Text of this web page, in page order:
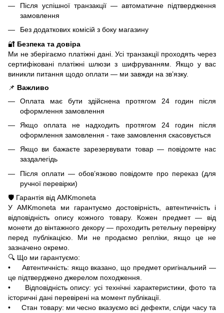
Після успішної транзакції — автоматичне підтвердження
замовлення
Без додаткових комісій з боку магазину
🔐 Безпека та довіра
Ми не зберігаємо платіжні дані. Усі транзакції проходять через
сертифіковані платіжні шлюзи з шифруванням. Якщо у вас
виникли питання щодо оплати — ми завжди на зв’язку.
📌 Важливо
Оплата має бути здійснена протягом 24 годин після
оформлення замовлення
Якщо оплата не надходить протягом 24 годин після
оформлення замовлення - таке замовлення скасовується
Якщо ви бажаєте зарезервувати товар — повідомте нас
заздалегідь
Після оплати — обов’язково повідомте про переказ (для
ручної перевірки)
🛡️ Гарантія від AMKmoneta
У AMKmoneta ми гарантуємо достовірність, автентичність і
відповідність опису кожного товару. Кожен предмет — від
монети до вінтажного декору — проходить ретельну перевірку
перед публікацією. Ми не продаємо репліки, якщо це не
зазначено окремо.
🔍 Що ми гарантуємо:
• Автентичність: якщо вказано, що предмет оригінальний —
це підтверджено джерелом походження.
• Відповідність опису: усі технічні характеристики, фото та
історичні дані перевірені на момент публікації.
• Стан товару: ми чесно вказуємо всі дефекти, сліди часу та